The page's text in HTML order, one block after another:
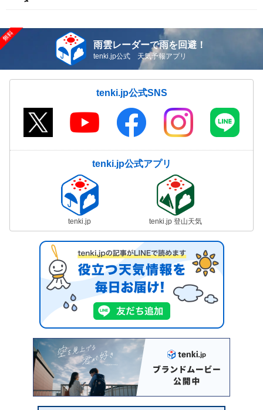
雨雲レーダーで雨を回避！
tenki.jp公式 天気予報アプリ
tenki.jp公式SNS
tenki.jp公式アプリ
tenki.jp tenki.jp 登山天気